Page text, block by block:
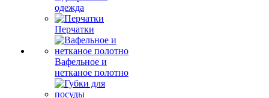
одежда
Перчатки
Вафельное и
нетканое полотно